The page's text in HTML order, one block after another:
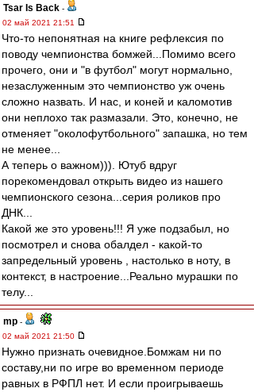
Tsar Is Back -
02 май 2021 21:51
Что-то непонятная на книге рефлексия по
поводу чемпионства бомжей...Помимо всего
прочего, они и "в футбол" могут нормально,
незаслуженным это чемпионство уж очень
сложно назвать. И нас, и коней и каломотив
они неплохо так размазали. Это, конечно, не
отменяет "околофутбольного" запашка, но тем
не менее...
А теперь о важном))). Ютуб вдруг
порекомендовал открыть видео из нашего
чемпионского сезона...серия роликов про
ДНК...
Какой же это уровень!!! Я уже подзабыл, но
посмотрел и снова обалдел - какой-то
запредельный уровень , настолько в ноту, в
контекст, в настроение...Реально мурашки по
телу...
mp -
02 май 2021 21:50
Нужно признать очевидное.Бомжам ни по
составу,ни по игре во временном периоде
равных в РФПЛ нет. И если проигрываешь